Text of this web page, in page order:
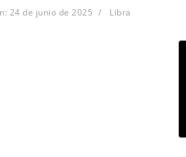
24 de junio de 2025 Libra